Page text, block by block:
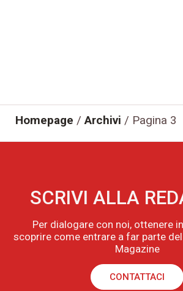
Homepage / Archivi / Pagina 3
SCRIVI ALLA
Per dialogare con noi, ottenere
scoprire come entrare a far parte
Magazine
CONTATTACI